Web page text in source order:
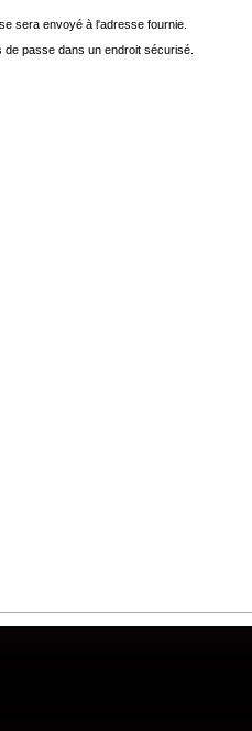
sera envoyé à l'adresse fournie.
passe dans un endroit sécurisé.